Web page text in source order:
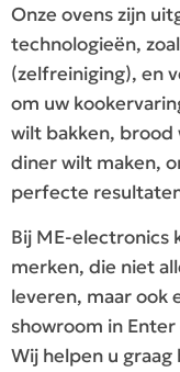
Onze ovens zijn
technologieën,
(zelfreiniging), en
om uw
wilt bakken,
diner wilt maken,
perfecte
Bij ME-electronics
merken, die niet
leveren, maar ook
showroom in
Wij helpen u